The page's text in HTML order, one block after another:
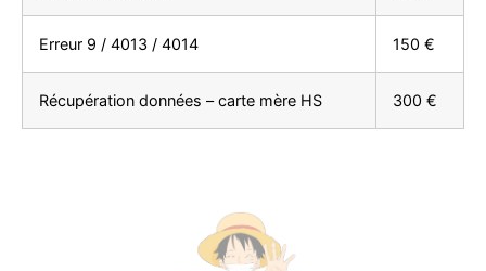
Erreur 9 / 4013 / 4014 150 €
Récupération données – carte mère HS 300 €